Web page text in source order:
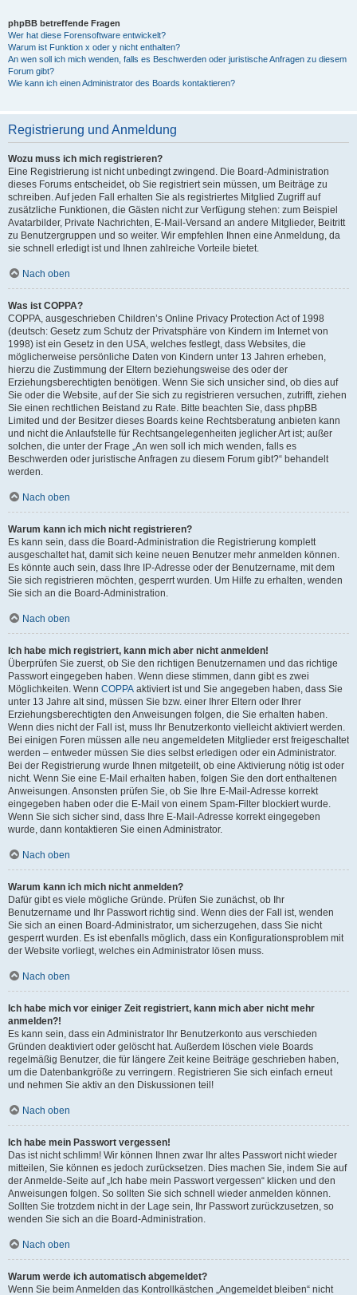
phpBB betreffende Fragen
Wer hat diese Forensoftware entwickelt?
Warum ist Funktion x oder y nicht enthalten?
An wen soll ich mich wenden, falls es Beschwerden oder juristische Anfragen zu diesem
Forum gibt?
Wie kann ich einen Administrator des Boards kontaktieren?
Registrierung und Anmeldung
Wozu muss ich mich registrieren?
Eine Registrierung ist nicht unbedingt zwingend. Die Board-Administration
dieses Forums entscheidet, ob Sie registriert sein müssen, um Beiträge zu
schreiben. Auf jeden Fall erhalten Sie als registriertes Mitglied Zugriff auf
zusätzliche Funktionen, die Gästen nicht zur Verfügung stehen: zum Beispiel
Avatarbilder, Private Nachrichten, E-Mail-Versand an andere Mitglieder, Beitritt
zu Benutzergruppen und so weiter. Wir empfehlen Ihnen eine Anmeldung, da
sie schnell erledigt ist und Ihnen zahlreiche Vorteile bietet.
Nach oben
Was ist COPPA?
COPPA, ausgeschrieben Children’s Online Privacy Protection Act of 1998
(deutsch: Gesetz zum Schutz der Privatsphäre von Kindern im Internet von
1998) ist ein Gesetz in den USA, welches festlegt, dass Websites, die
möglicherweise persönliche Daten von Kindern unter 13 Jahren erheben,
hierzu die Zustimmung der Eltern beziehungsweise des oder der
Erziehungsberechtigten benötigen. Wenn Sie sich unsicher sind, ob dies auf
Sie oder die Website, auf der Sie sich zu registrieren versuchen, zutrifft, ziehen
Sie einen rechtlichen Beistand zu Rate. Bitte beachten Sie, dass phpBB
Limited und der Besitzer dieses Boards keine Rechtsberatung anbieten kann
und nicht die Anlaufstelle für Rechtsangelegenheiten jeglicher Art ist; außer
solchen, die unter der Frage „An wen soll ich mich wenden, falls es
Beschwerden oder juristische Anfragen zu diesem Forum gibt?“ behandelt
werden.
Nach oben
Warum kann ich mich nicht registrieren?
Es kann sein, dass die Board-Administration die Registrierung komplett
ausgeschaltet hat, damit sich keine neuen Benutzer mehr anmelden können.
Es könnte auch sein, dass Ihre IP-Adresse oder der Benutzername, mit dem
Sie sich registrieren möchten, gesperrt wurden. Um Hilfe zu erhalten, wenden
Sie sich an die Board-Administration.
Nach oben
Ich habe mich registriert, kann mich aber nicht anmelden!
Überprüfen Sie zuerst, ob Sie den richtigen Benutzernamen und das richtige
Passwort eingegeben haben. Wenn diese stimmen, dann gibt es zwei
Möglichkeiten. Wenn COPPA aktiviert ist und Sie angegeben haben, dass Sie
unter 13 Jahre alt sind, müssen Sie bzw. einer Ihrer Eltern oder Ihrer
Erziehungsberechtigten den Anweisungen folgen, die Sie erhalten haben.
Wenn dies nicht der Fall ist, muss Ihr Benutzerkonto vielleicht aktiviert werden.
Bei einigen Foren müssen alle neu angemeldeten Mitglieder erst freigeschaltet
werden – entweder müssen Sie dies selbst erledigen oder ein Administrator.
Bei der Registrierung wurde Ihnen mitgeteilt, ob eine Aktivierung nötig ist oder
nicht. Wenn Sie eine E-Mail erhalten haben, folgen Sie den dort enthaltenen
Anweisungen. Ansonsten prüfen Sie, ob Sie Ihre E-Mail-Adresse korrekt
eingegeben haben oder die E-Mail von einem Spam-Filter blockiert wurde.
Wenn Sie sich sicher sind, dass Ihre E-Mail-Adresse korrekt eingegeben
wurde, dann kontaktieren Sie einen Administrator.
Nach oben
Warum kann ich mich nicht anmelden?
Dafür gibt es viele mögliche Gründe. Prüfen Sie zunächst, ob Ihr
Benutzername und Ihr Passwort richtig sind. Wenn dies der Fall ist, wenden
Sie sich an einen Board-Administrator, um sicherzugehen, dass Sie nicht
gesperrt wurden. Es ist ebenfalls möglich, dass ein Konfigurationsproblem mit
der Website vorliegt, welches ein Administrator lösen muss.
Nach oben
Ich habe mich vor einiger Zeit registriert, kann mich aber nicht mehr
anmelden?!
Es kann sein, dass ein Administrator Ihr Benutzerkonto aus verschieden
Gründen deaktiviert oder gelöscht hat. Außerdem löschen viele Boards
regelmäßig Benutzer, die für längere Zeit keine Beiträge geschrieben haben,
um die Datenbankgröße zu verringern. Registrieren Sie sich einfach erneut
und nehmen Sie aktiv an den Diskussionen teil!
Nach oben
Ich habe mein Passwort vergessen!
Das ist nicht schlimm! Wir können Ihnen zwar Ihr altes Passwort nicht wieder
mitteilen, Sie können es jedoch zurücksetzen. Dies machen Sie, indem Sie auf
der Anmelde-Seite auf „Ich habe mein Passwort vergessen“ klicken und den
Anweisungen folgen. So sollten Sie sich schnell wieder anmelden können.
Sollten Sie trotzdem nicht in der Lage sein, Ihr Passwort zurückzusetzen, so
wenden Sie sich an die Board-Administration.
Nach oben
Warum werde ich automatisch abgemeldet?
Wenn Sie beim Anmelden das Kontrollkästchen „Angemeldet bleiben“ nicht